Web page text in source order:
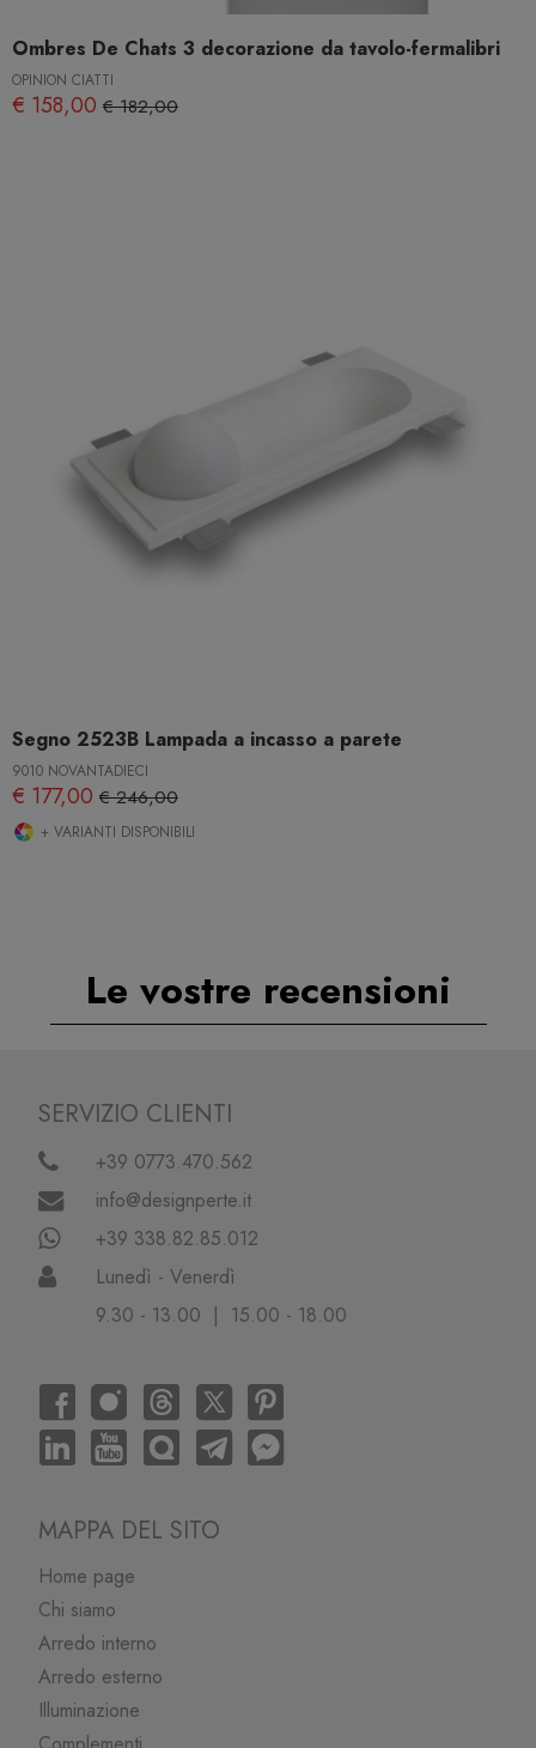
Ombres De Chats 3 decorazione da tavolo-fermalibri
OPINION CIATTI
€ 158,00 € 182,00
Segno 2523B Lampada a incasso a parete
9010 NOVANTADIECI
€ 177,00 € 246,00
+ VARIANTI DISPONIBILI
Le vostre recensioni
SERVIZIO CLIENTI
+39 0773.470.562
info@designperte.it
+39 338.82.85.012
Lunedì - Venerdì
9.30 - 13.00 | 15.00 - 18.00
MAPPA DEL SITO
Home page
Chi siamo
Arredo interno
Arredo esterno
Illuminazione